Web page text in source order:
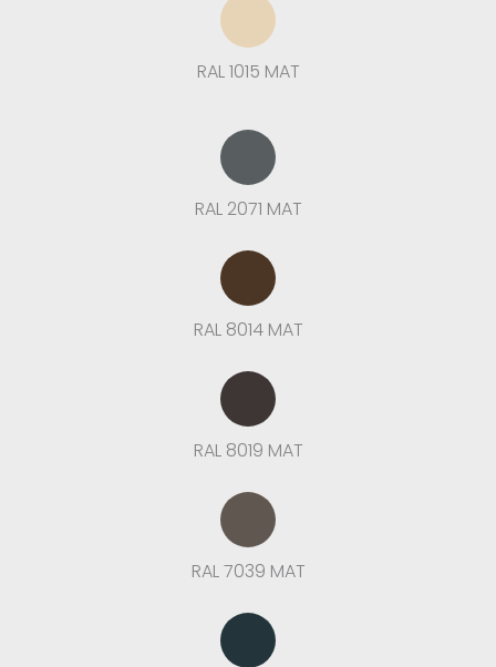
RAL 1015 MAT
RAL 2071 MAT
RAL 8014 MAT
RAL 8019 MAT
RAL 7039 MAT